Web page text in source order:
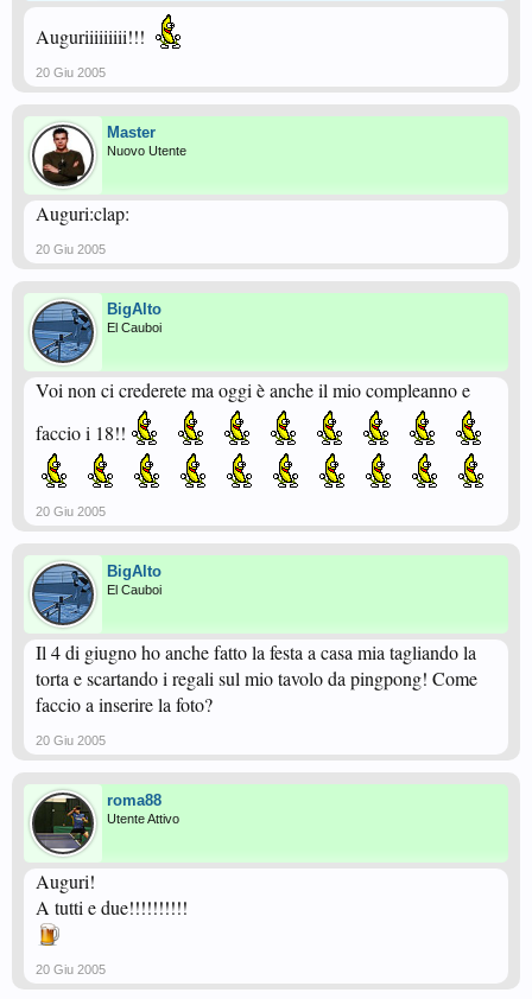
Auguriiiiiiiii!!!
20 Giu 2005
Master
Nuovo Utente
Auguri:clap:
20 Giu 2005
BigAlto
El Cauboi
Voi non ci crederete ma oggi è anche il mio compleanno e
faccio i 18!!
20 Giu 2005
BigAlto
El Cauboi
Il 4 di giugno ho anche fatto la festa a casa mia tagliando la
torta e scartando i regali sul mio tavolo da pingpong! Come
faccio a inserire la foto?
20 Giu 2005
roma88
Utente Attivo
Auguri!
A tutti e due!!!!!!!!!!
20 Giu 2005